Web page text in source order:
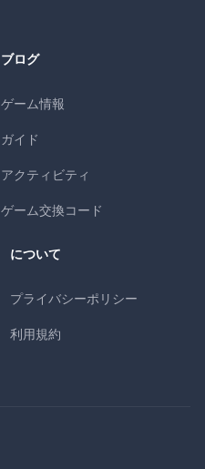
ブログ
ゲーム情報
ガイド
アクティビティ
ゲーム交換コード
について
プライバシーポリシー
利用規約